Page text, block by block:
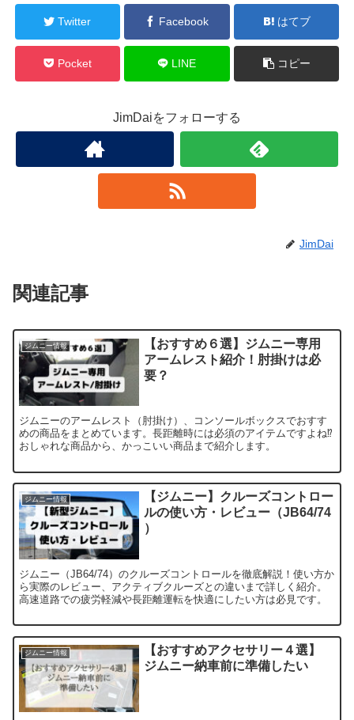
Twitter Facebook はてブ
Pocket LINE コピー
JimDaiをフォローする
JimDai
関連記事
ジムニー情報
【おすすめ６選】ジムニー専用
アームレスト紹介！肘掛けは必
要？
ジムニーのアームレスト（肘掛け）、コンソールボックスでおすす
めの商品をまとめています。長距離時には必須のアイテムですよね⁉︎
おしゃれな商品から、かっこいい商品まで紹介します。
ジムニー情報
【ジムニー】クルーズコントロー
ルの使い方・レビュー（JB64/74
）
ジムニー（JB64/74）のクルーズコントロールを徹底解説！使い方か
ら実際のレビュー、アクティブクルーズとの違いまで詳しく紹介。
高速道路での疲労軽減や長距離運転を快適にしたい方は必見です。
ジムニー情報
【おすすめアクセサリー４選】
ジムニー納車前に準備したい